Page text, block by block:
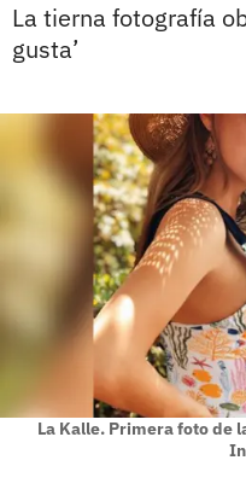
La tierna fotografía
gusta’
La Kalle. Primera foto de